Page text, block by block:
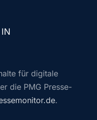
für digitale
die PMG Presse-
.